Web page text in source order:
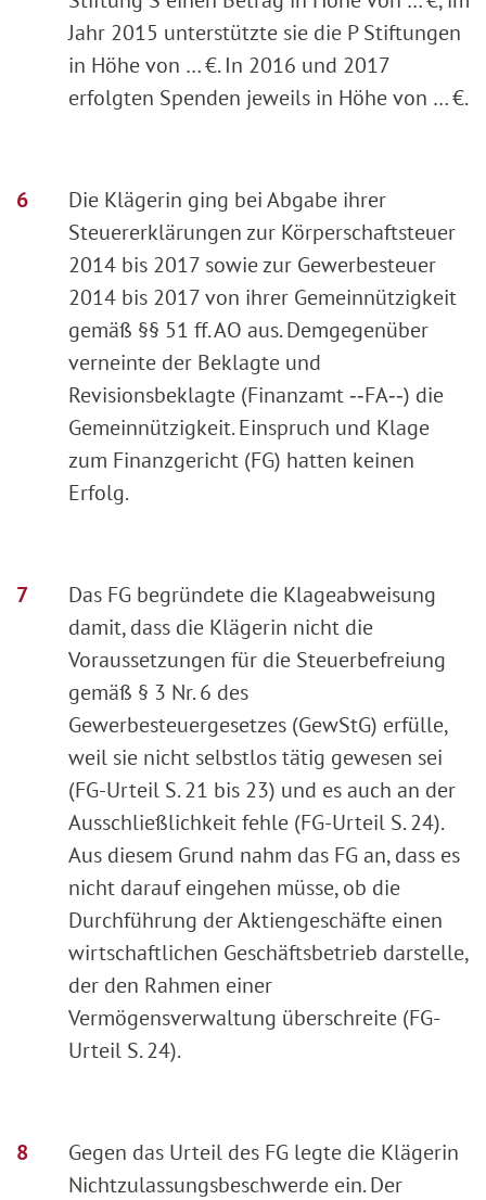
Jahr 2015 unterstützte sie die P Stiftungen
in Höhe von … €. In 2016 und 2017
erfolgten Spenden jeweils in Höhe von … €.
Die Klägerin ging bei Abgabe ihrer
Steuererklärungen zur Körperschaftsteuer
2014 bis 2017 sowie zur Gewerbesteuer
2014 bis 2017 von ihrer Gemeinnützigkeit
gemäß §§ 51 ff. AO aus. Demgegenüber
verneinte der Beklagte und
Revisionsbeklagte (Finanzamt ‑‑FA‑‑) die
Gemeinnützigkeit. Einspruch und Klage
zum Finanzgericht (FG) hatten keinen
Erfolg.
Das FG begründete die Klageabweisung
damit, dass die Klägerin nicht die
Voraussetzungen für die Steuerbefreiung
gemäß § 3 Nr. 6 des
Gewerbesteuergesetzes (GewStG) erfülle,
weil sie nicht selbstlos tätig gewesen sei
(FG-Urteil S. 21 bis 23) und es auch an der
Ausschließlichkeit fehle (FG-Urteil S. 24).
Aus diesem Grund nahm das FG an, dass es
nicht darauf eingehen müsse, ob die
Durchführung der Aktiengeschäfte einen
wirtschaftlichen Geschäftsbetrieb darstelle,
der den Rahmen einer
Vermögensverwaltung überschreite (FG-
Urteil S. 24).
Gegen das Urteil des FG legte die Klägerin
Nichtzulassungsbeschwerde ein. Der